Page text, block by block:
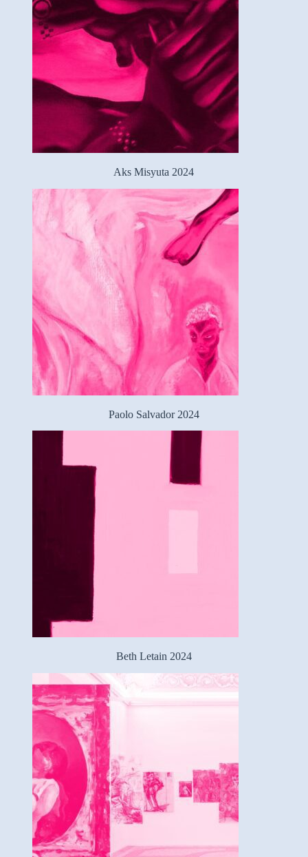
Aks Misyuta 2024
Paolo Salvador 2024
Beth Letain 2024